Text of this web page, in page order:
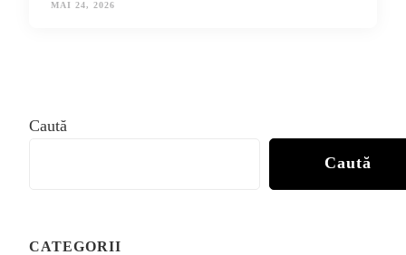
MAI 24, 2026
Caută
Caută
CATEGORII